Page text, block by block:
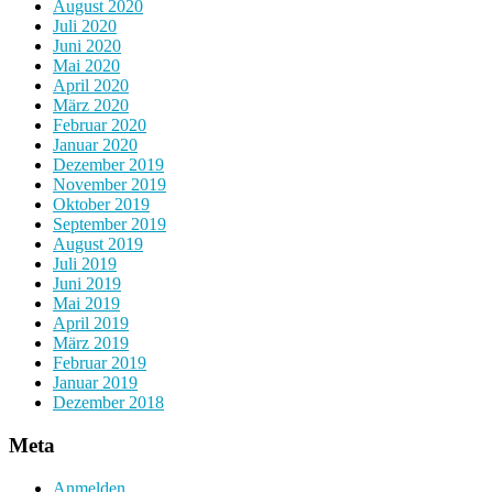
August 2020
Juli 2020
Juni 2020
Mai 2020
April 2020
März 2020
Februar 2020
Januar 2020
Dezember 2019
November 2019
Oktober 2019
September 2019
August 2019
Juli 2019
Juni 2019
Mai 2019
April 2019
März 2019
Februar 2019
Januar 2019
Dezember 2018
Meta
Anmelden